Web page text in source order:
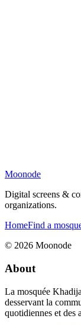
Moonode
Digital screens &
organizations.
HomeFind a
© 2026 Moonode
About
La mosquée
desservant la
quotidiennes et des